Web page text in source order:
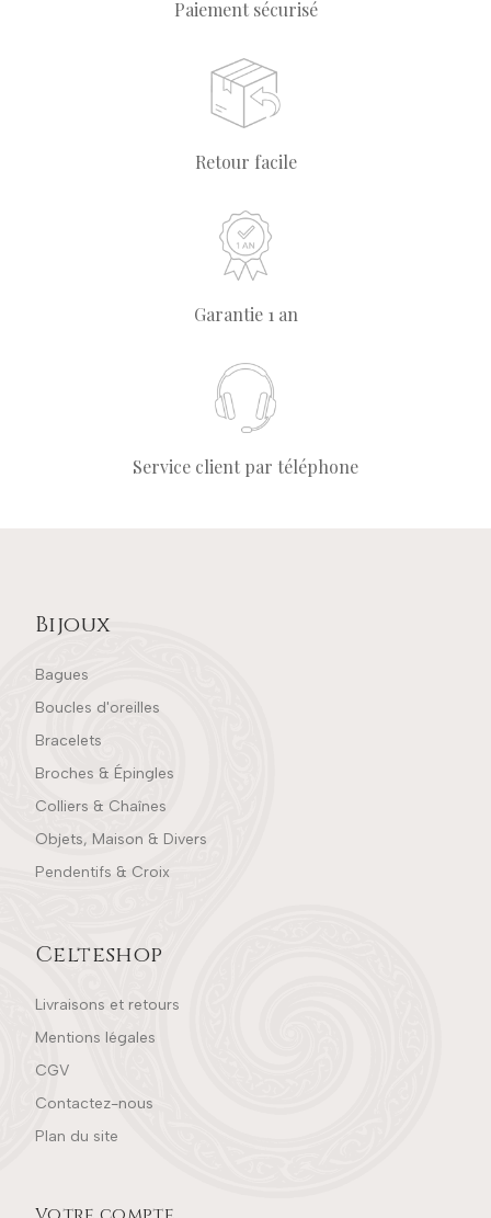
Paiement sécurisé
Retour facile
Garantie 1 an
Service client par téléphone
Bijoux
Bagues
Boucles d'oreilles
Bracelets
Broches & Épingles
Colliers & Chaînes
Objets, Maison & Divers
Pendentifs & Croix
Celteshop
Livraisons et retours
Mentions légales
CGV
Contactez-nous
Plan du site